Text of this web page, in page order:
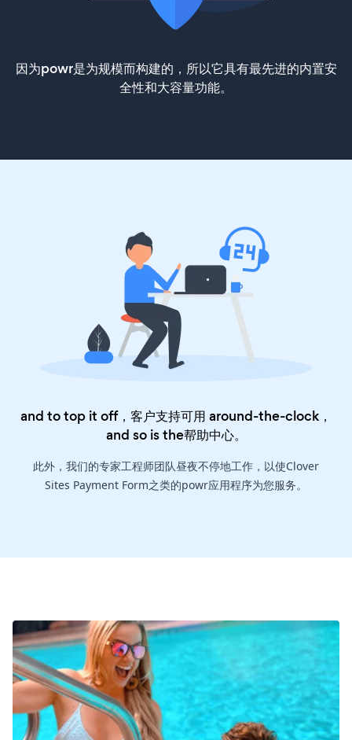
因为powr是为规模而构建的，所以它具有最先进的内置安
全性和大容量功能。
and to top it off，客户支持可用 around-the-clock，
and so is the帮助中心。
此外，我们的专家工程师团队昼夜不停地工作，以使Clover
Sites Payment Form之类的powr应用程序为您服务。